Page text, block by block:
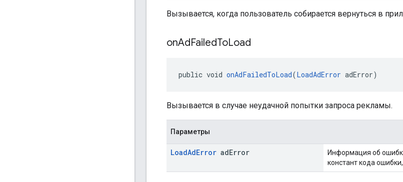
Вызывается, когда пользователь собирается вернуться в
onAdFailedToLoad
public void onAdFailedToLoad(LoadAdError adError)
Вызывается в случае неудачной попытки запроса рекламы.
Параметры
LoadAdError adError Информация об
констант кода